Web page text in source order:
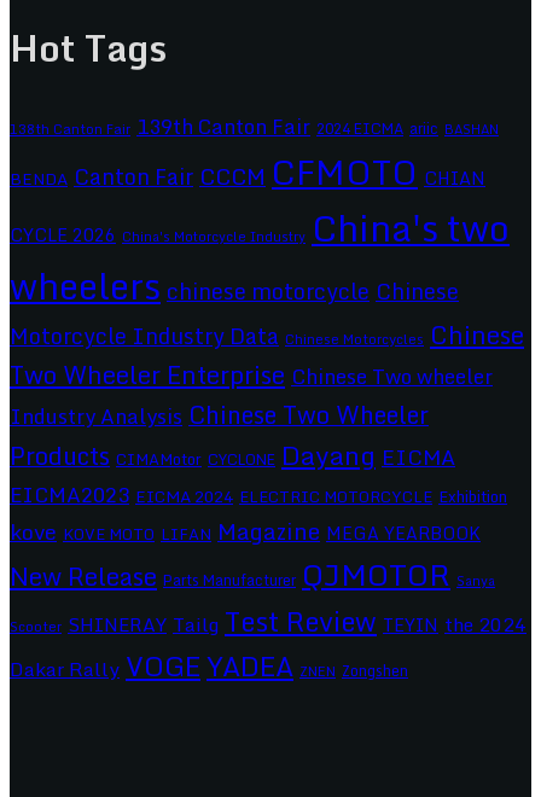
Hot Tags
138th Canton Fair 139th Canton Fair 2024 EICMA ariic BASHAN
BENDA Canton FairCCCMCFMOTO CHIAN
CYCLE 2026 China's Motorcycle Industry China's two
wheelerschinese motorcycleChinese
Motorcycle Industry Data Chinese Motorcycles Chinese
Two Wheeler Enterprise Chinese Two wheeler
Industry Analysis Chinese Two Wheeler
Products CIMAMotor CYCLONE Dayang EICMA
EICMA2023 EICMA 2024 ELECTRIC MOTORCYCLE Exhibition
kove KOVE MOTO LIFAN Magazine MEGA YEARBOOK
New Release Parts Manufacturer QJMOTOR Sanya
Scooter SHINERAYTailg Test Review TEYIN the 2024
Dakar Rally VOGEYADEA ZNEN Zongshen